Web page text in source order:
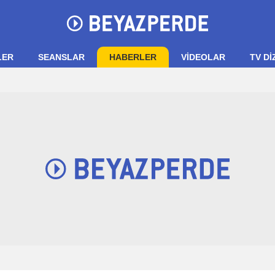
SEANSLAR HABERLER VIDEOLAR TV